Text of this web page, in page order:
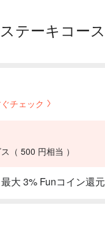
テーキコース
チェック
（ 500 円相当 ）
大 3% Funコイン還元